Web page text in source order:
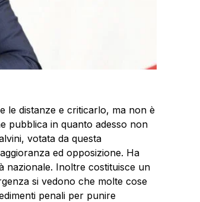
le distanze e criticarlo, ma non è
pubblica in quanto adesso non
votata da questa
ed opposizione. Ha
nazionale. Inoltre costituisce un
si vedono che molte cose
penali per punire